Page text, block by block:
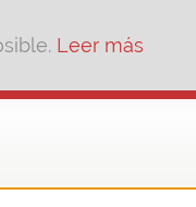
Leer más